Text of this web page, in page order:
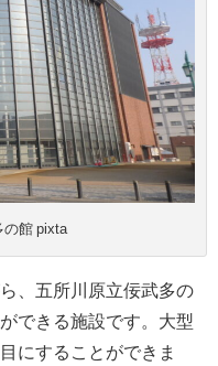
の館 pixta
、五所川原立佞武多の
できる施設です。大型
にすることができま